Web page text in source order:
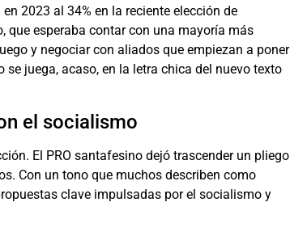
2023 al 34% en la reciente elección de
esperaba contar con una mayoría más
y negociar con aliados que empiezan a poner
juega, acaso, en la letra chica del nuevo texto
el socialismo
El PRO santafesino dejó trascender un pliego
Con un tono que muchos describen como
clave impulsadas por el socialismo y